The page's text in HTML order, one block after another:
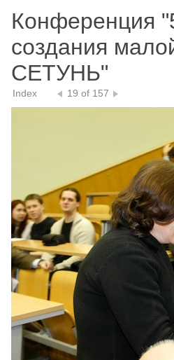
Конференция
создания
СЕТУНЬ"
Index 19 of 157